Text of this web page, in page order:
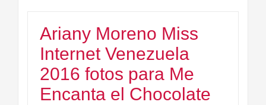
Ariany Moreno Miss
Internet Venezuela
2016 fotos para Me
Encanta el Chocolate